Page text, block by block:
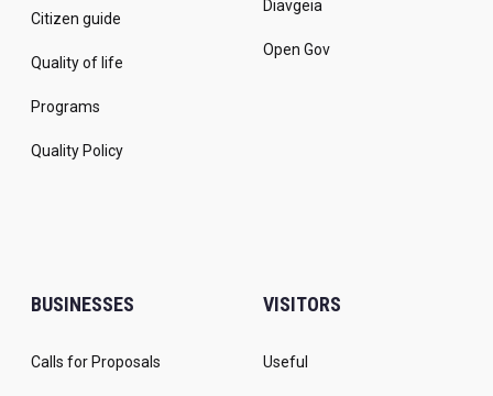
Citizen guide
Quality of life
Programs
Quality Policy
Diavgeia
Open Gov
BUSINESSES
Calls for Proposals
VISITORS
Useful